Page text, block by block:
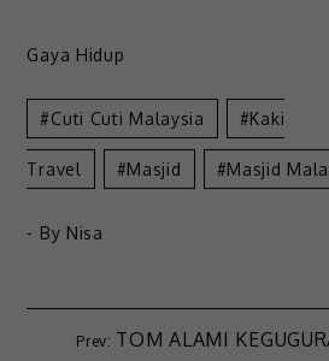
Gaya Hidup
Cuti Cuti Malaysia Kaki
Travel Masjid Masjid
- By Nisa
TOM ALAMI